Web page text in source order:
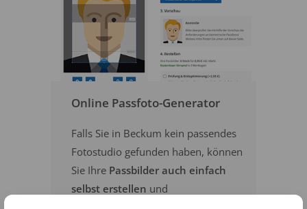
Online Passfoto-Generator
Falls Sie in Beckum kein passendes
Fotostudio gefunden haben, können
Sie Ihre Passbilder auch einfach
selbst erstellen und